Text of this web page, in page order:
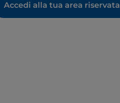
Accedi alla tua area riservata